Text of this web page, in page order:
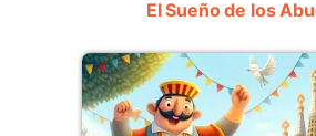
El Sueño de los